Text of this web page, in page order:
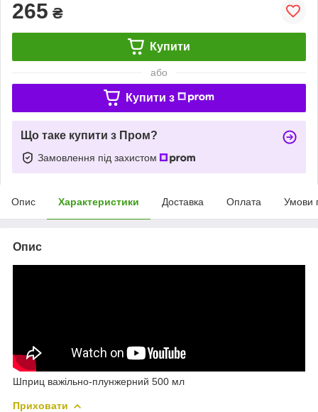
265 ₴
Купити
або
Купити з
Що таке купити з Пром?
Замовлення під захистом
Опис Характеристики Доставка Оплата Умови
Опис
Шприц важільно-плунжерний 500 мл
Приховати